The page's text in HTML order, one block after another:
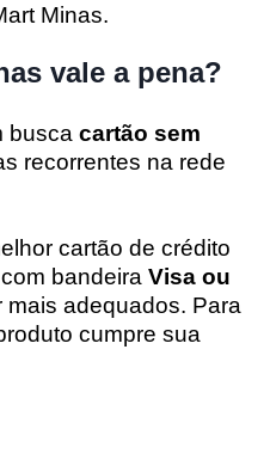
Minas.
vale a pena?
busca cartão sem
recorrentes na rede
cartão de crédito
bandeira Visa ou
mais adequados. Para
cumpre sua